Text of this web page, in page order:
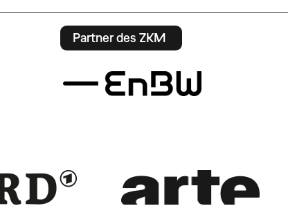
Partner des ZKM